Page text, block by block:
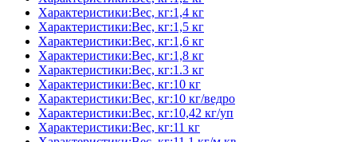
Характеристики:Вес, кг:1,4 кг
Характеристики:Вес, кг:1,5 кг
Характеристики:Вес, кг:1,6 кг
Характеристики:Вес, кг:1,8 кг
Характеристики:Вес, кг:1.3 кг
Характеристики:Вес, кг:10 кг
Характеристики:Вес, кг:10 кг/ведро
Характеристики:Вес, кг:10,42 кг/уп
Характеристики:Вес, кг:11 кг